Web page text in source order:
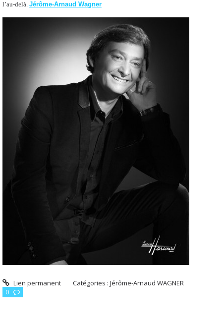
l’au-delà. Jérôme-Arnaud Wagner
Lien permanent Catégories :Jérôme-Arnaud WAGNER
0